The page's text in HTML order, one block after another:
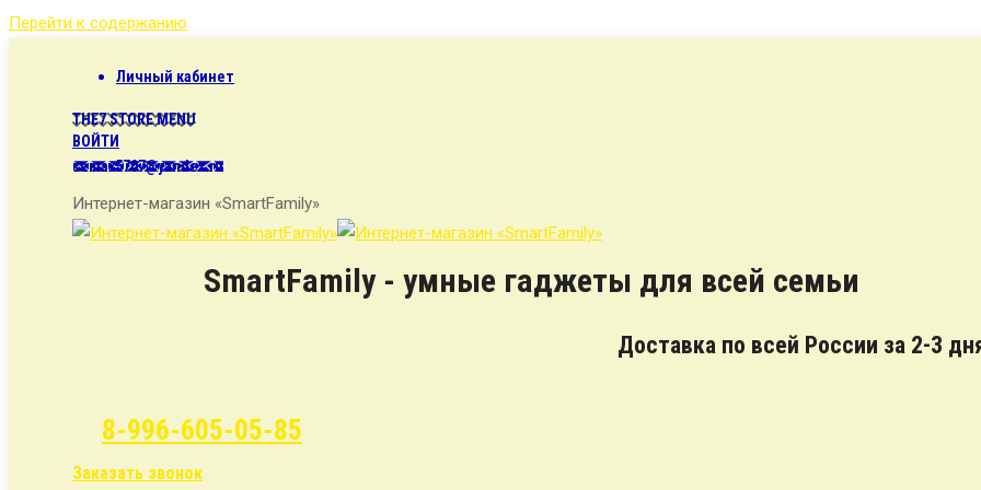
Перейти к содержанию
Личный кабинет
THE7 STORE MENU
ВОЙТИ
semax5707@yandex.ru
Интернет-магазин «SmartFamily»
SmartFamily - умные гаджеты для всей семьи
Доставка по всей России за 2-3
8-996-605-05-85
Заказать звонок